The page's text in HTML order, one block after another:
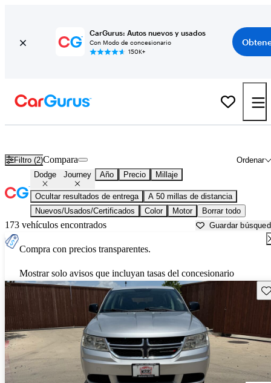
CarGurus: Autos nuevos y usados
Con Modo de concesionario
150K+
Filtro (2) Ordenar
Compara
Dodge Journey Año Precio Millaje
Ocultar resultados de entrega
A 50 millas de distancia
Nuevos/Usados/Certificados
Color Motor Borrar todo
173 vehículos encontrados Guardar
Compra con precios transparentes.
Mostrar solo avisos que incluyan tasas del concesionario